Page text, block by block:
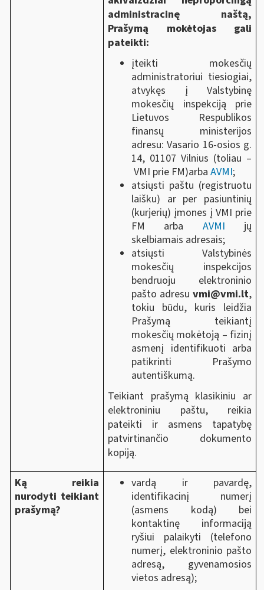
administracinę naštą,
Prašymą mokėtojas gali
pateikti:
įteikti mokesčių
administratoriui tiesiogiai,
atvykęs į Valstybinę
mokesčių inspekciją prie
Lietuvos Respublikos
finansų ministerijos
adresu: Vasario 16-osios g.
14, 01107 Vilnius (toliau ‒
VMI prie FM)arbaAVMI;
atsiųsti paštu (registruotu
laišku) ar per pasiuntinių
(kurjerių) įmones į VMI prie
FM arba AVMI jų
skelbiamais adresais;
atsiųsti Valstybinės
mokesčių inspekcijos
bendruoju elektroninio
pašto adresu vmi@vmi.lt,
tokiu būdu, kuris leidžia
Prašymą teikiantį
mokesčių mokėtoją ‒ fizinį
asmenį identifikuoti arba
patikrinti Prašymo
autentiškumą.
Teikiant prašymą klasikiniu ar
elektroniniu paštu, reikia
pateikti ir asmens tapatybę
patvirtinančio dokumento
kopiją.
Ką reikia
nurodyti teikiant
prašymą?
vardą ir pavardę,
identifikacinį numerį
(asmens kodą) bei
kontaktinę informaciją
ryšiui palaikyti (telefono
numerį, elektroninio pašto
adresą, gyvenamosios
vietos adresą);